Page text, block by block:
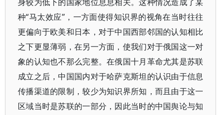
种“马太效应”，一方面使得知识界的视角在当时往往
更偏向于欧美和日本，对于中国西部邻国的认知相比
之下更显薄弱，在另一方面，使我们对于俄国这一对
象的认知也不那么完整。在俄国十月革命尤其是苏联
成立之后，中国国内对于哈萨克斯坦的认识由于信息
传播渠道的限制，较少为知识界所知，而且由于这一
区域当时是苏联的一部分，因此当时的中国舆论与知